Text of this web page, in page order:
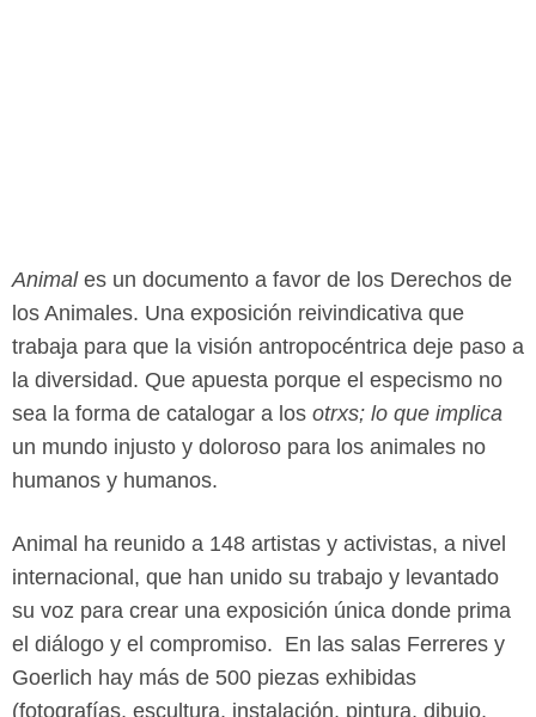
Animal es un documento a favor de los Derechos de
los Animales. Una exposición reivindicativa que
trabaja para que la visión antropocéntrica deje paso a
la diversidad. Que apuesta porque el especismo no
sea la forma de catalogar a los otrxs; lo que implica
un mundo injusto y doloroso para los animales no
humanos y humanos.
Animal ha reunido a 148 artistas y activistas, a nivel
internacional, que han unido su trabajo y levantado
su voz para crear una exposición única donde prima
el diálogo y el compromiso. En las salas Ferreres y
Goerlich hay más de 500 piezas exhibidas
(fotografías, escultura, instalación, pintura, dibujo,